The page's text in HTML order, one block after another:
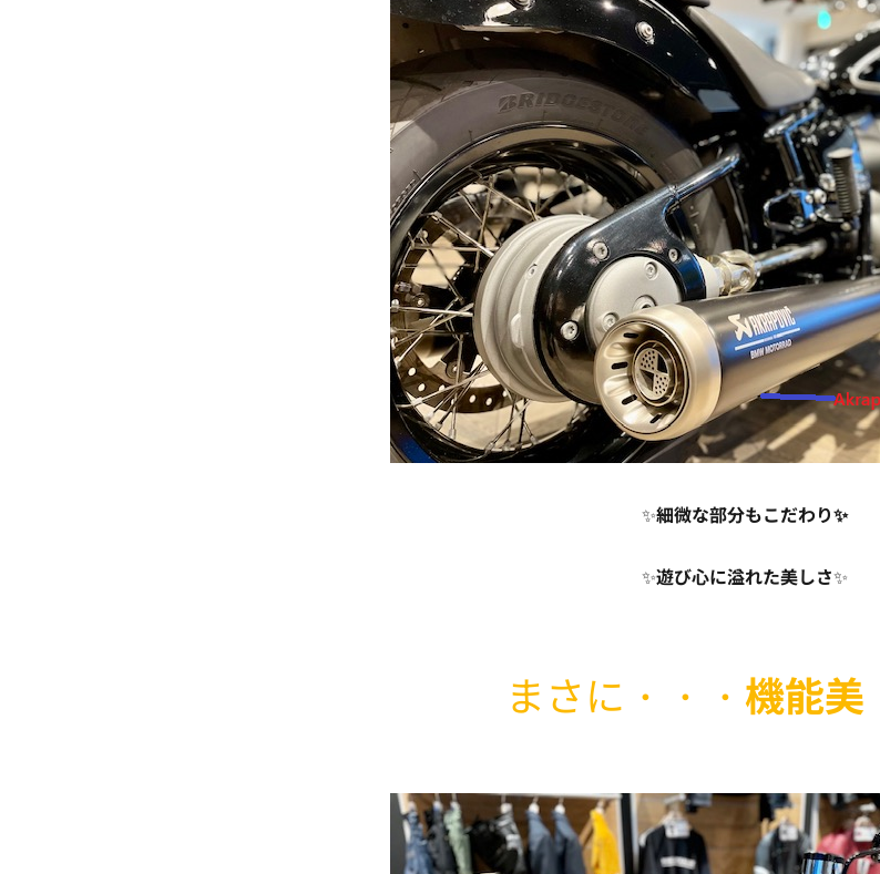
✨細微な部分もこだわり✨
✨遊び心に溢れた美しさ✨
まさに・・・ 機能美